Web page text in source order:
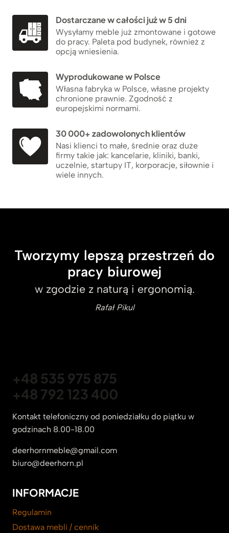
Dostarczane w całości już w 5 dni
Wysyłamy meble już zmontowane i gotowe
do pracy. Paleta pod budynek, również z
opcją wniesienia.
Wyprodukowane w Polsce
Własna fabryka w Polsce, własne projekty
chronione prawnie. Zgodność z
europejskimi normami.
30 000+ zadowolonych klientów
Nasi klienci to małe, średnie oraz duże
firmy takie jak: kancelarie, kliniki, banki,
uczelnie, startupy IT, korporacje, siłownie i
wiele innych.
Tworzymy lepszą przestrzeń do
pracy biurowej
w zgodzie z naturą i ergonomią.
Rafał Pikul
+48 535 975 875
+48 792 123 400
Kontakt telefoniczny od poniedziałku do piątku w
godzinach 8.00-18.00
deerhornmeble@gmail.com
biuro@deerhorn.pl
INFORMACJE
Regulamin
Dostawa mebli / cennik